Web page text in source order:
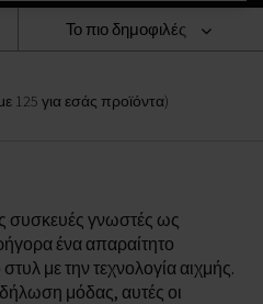
125 για εσάς προϊόντα)
Το πιο δημοφιλές
συσκευές γνωστές ως
ένα απαραίτητο
με την τεχνολογία αιχμής.
μόδας, αυτές οι